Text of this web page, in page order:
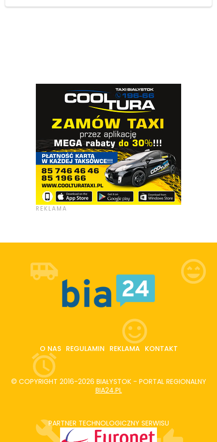
O NAS REGULAMIN REKLAMA KONTAKT
© COPYRIGHT 2016-2026 BIAŁYSTOK - PORTAL REGIONALNY
BIA24.PL
PARTNER TECHNOLOGICZNY SERWISU